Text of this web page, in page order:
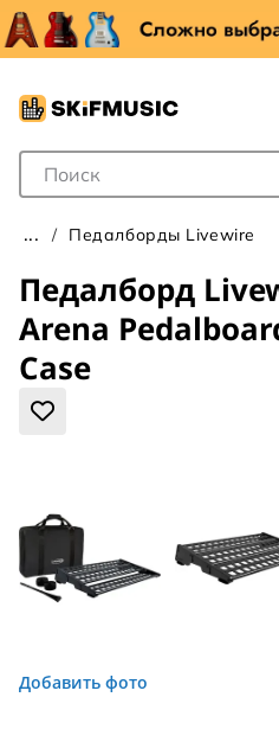
Поле для Поиска
Педалборды Livewire
Педалборд
Arena
Case
Добавить фото